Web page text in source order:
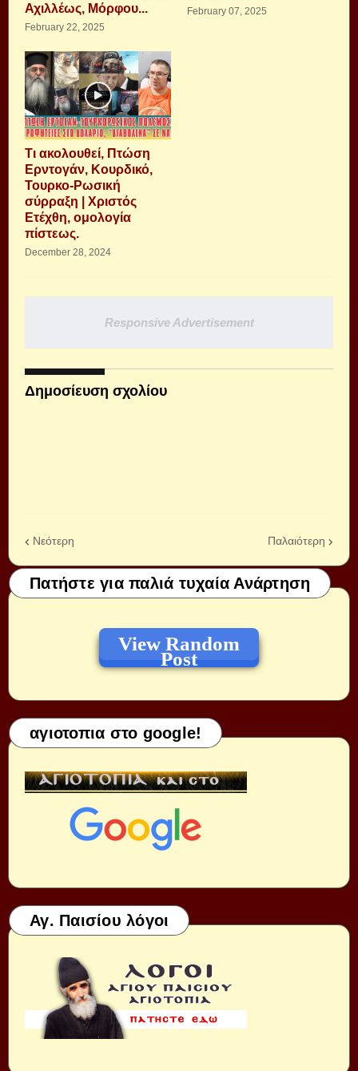
Αχιλλέως, Μόρφου...
February 22, 2025
February 07, 2025
Τι ακολουθεί, Πτώση
Ερντογάν, Κουρδικό,
Τουρκο-Ρωσική
σύρραξη | Χριστός
Ετέχθη, ομολογία
πίστεως.
December 28, 2024
Responsive Advertisement
Δημοσίευση σχολίου
Νεότερη Παλαιότερη
Πατήστε για παλιά τυχαία Ανάρτηση
View Random
Post
αγιοτοπια στο google!
Αγ. Παισίου λόγοι